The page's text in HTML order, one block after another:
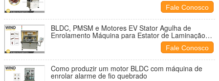
Fale Conosco
BLDC, PMSM e Motores EV Stator Agulha de
Enrolamento Máquina para Estator de Laminação
Fale Conosco
Como produzir um motor BLDC com máquina de
enrolar alarme de fio quebrado